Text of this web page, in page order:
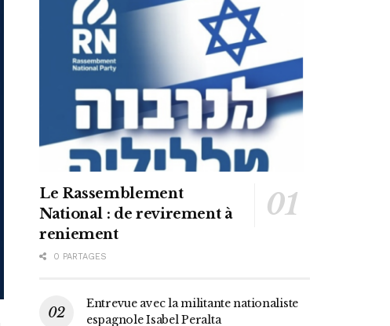
Le Rassemblement
National : de revirement à
reniement
0 PARTAGES
Entrevue avec la militante nationaliste
espagnole Isabel Peralta